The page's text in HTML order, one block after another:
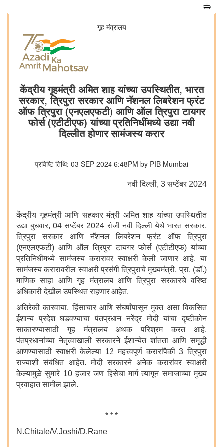
गृह मंत्रालय
केंद्रीय गृहमंत्री अमित शाह यांच्या उपस्थितीत, भारत
सरकार, त्रिपुरा सरकार आणि नॅशनल लिबरेशन फ्रंट
ऑफ त्रिपुरा (एनएलएफटी) आणि ऑल त्रिपुरा टायगर
फोर्स (एटीटीएफ) यांच्या प्रतिनिधींमध्ये उद्या नवी
दिल्लीत होणार सामंजस्य करार
प्रविष्टि तिथि: 03 SEP 2024 6:48PM by PIB Mumbai
नवी दिल्‍ली, 3 सप्‍टेंबर 2024
केंद्रीय गृहमंत्री आणि सहकार मंत्री अमित शाह यांच्या उपस्थितीत
उद्या बुधवार, 04 सप्टेंबर 2024 रोजी नवी दिल्ली येथे भारत सरकार,
त्रिपुरा सरकार आणि नॅशनल लिबरेशन फ्रंट ऑफ त्रिपुरा
(एनएलएफटी) आणि ऑल त्रिपुरा टायगर फोर्स (एटीटीएफ) यांच्या
प्रतिनिधींमध्ये सामंजस्य करारावर स्वाक्षरी केली जाणार आहे. या
सामंजस्य करारावरील स्वाक्षरी प्रसंगी त्रिपुराचे मुख्यमंत्री, प्रा. (डॉ.)
माणिक साहा आणि गृह मंत्रालय आणि त्रिपुरा सरकारचे वरिष्ठ
अधिकारी देखील उपस्थित राहणार आहेत.
अतिरेकी कारवाया, हिंसाचार आणि संघर्षांपासून मुक्त असा विकसित
ईशान्य प्रदेश घडवण्याचा पंतप्रधान नरेंद्र मोदी यांचा दृष्टीकोन
साकारण्यासाठी गृह मंत्रालय अथक परिश्रम करत आहे.
पंतप्रधानांच्या नेतृत्वाखाली सरकारने ईशान्येत शांतता आणि समृद्धी
आणण्यासाठी स्वाक्षरी केलेल्या 12 महत्त्वपूर्ण करारांपैकी 3 त्रिपुरा
राज्याशी संबंधित आहेत. मोदी सरकारने अनेक करारांवर स्वाक्षरी
केल्यामुळे सुमारे 10 हजार जण हिंसेचा मार्ग त्यागून समाजाच्या मुख्य
प्रवाहात सामील झाले.
* * *
N.Chitale/V.Joshi/D.Rane